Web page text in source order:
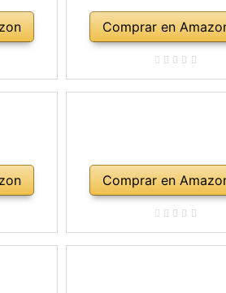
Comprar en
Comprar en